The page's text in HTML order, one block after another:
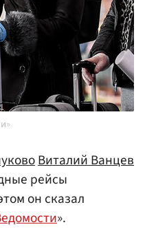
Виталий Ванцев
рейсы
он сказал
».